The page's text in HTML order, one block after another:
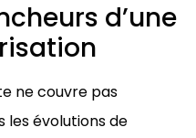
d’une
ne couvre pas
évolutions de